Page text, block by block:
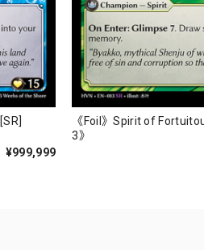
¥999,999
《Foil》Spirit of
3》